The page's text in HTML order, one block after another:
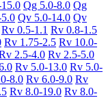
Qg 5.0-8.0 Qg
Qv 5.0-14.0 Qv
Rv 0.5-1.1 Rv 0.8-1.5
Rv 1.75-2.5 Rv 10.0-
2.5-4.0 Rv 2.5-5.0
Rv 5.0-13.0 Rv 5.0-
8.0 Rv 6.0-9.0 Rv
Rv 8.0-19.0 Rv 8.0-